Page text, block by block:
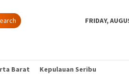
FRIDAY,
Barat Kepulauan Seribu